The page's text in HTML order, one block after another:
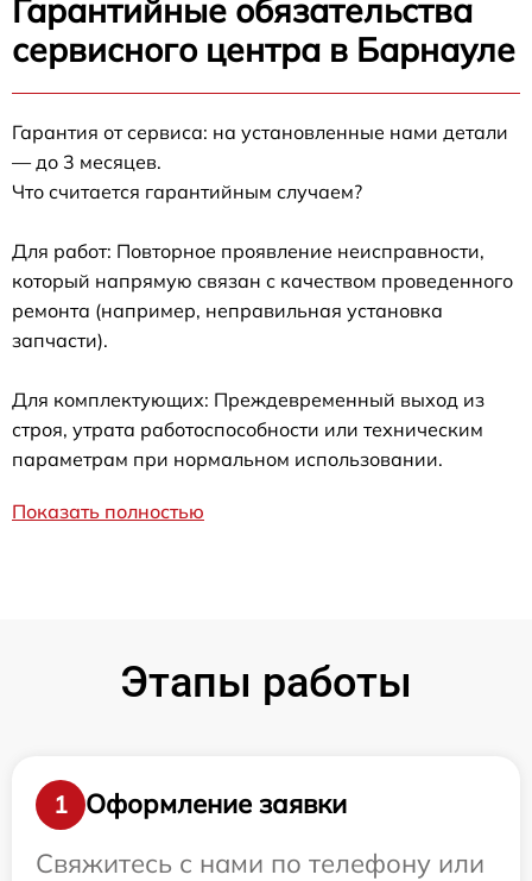
Гарантийные обязательства
сервисного центра в Барнауле
Гарантия от сервиса: на установленные нами детали
— до 3 месяцев.
Что считается гарантийным случаем?
Для работ: Повторное проявление неисправности,
который напрямую связан с качеством проведенного
ремонта (например, неправильная установка
запчасти).
Для комплектующих: Преждевременный выход из
строя, утрата работоспособности или техническим
параметрам при нормальном использовании.
Показать полностью
Этапы работы
1
Оформление заявки
Свяжитесь с нами по телефону или